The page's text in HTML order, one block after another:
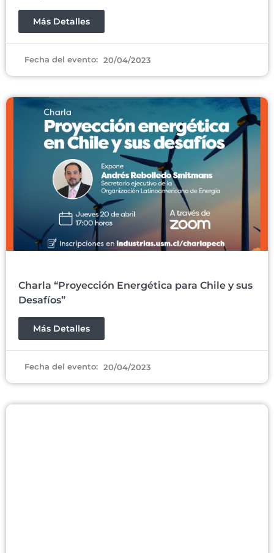
Más Detalles
Fecha del evento: 20/04/2023
Charla “Proyección Energética para Chile y sus
Desafíos”
Más Detalles
Fecha del evento: 20/04/2023